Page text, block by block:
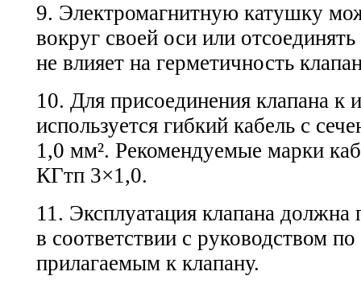
9. Электромагнитную катушку
вокруг своей оси или
не влияет на герметичность
10. Для присоединения клапана к
используется гибкий кабель с
1,0 мм². Рекомендуемые марки
КГтп 3×1,0.
11. Эксплуатация клапана должна
в соответствии с руководством по
прилагаемым к клапану.